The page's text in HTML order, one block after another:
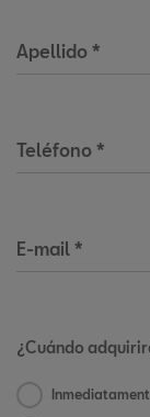
Apellido *
Teléfono *
E-mail *
¿Cuándo